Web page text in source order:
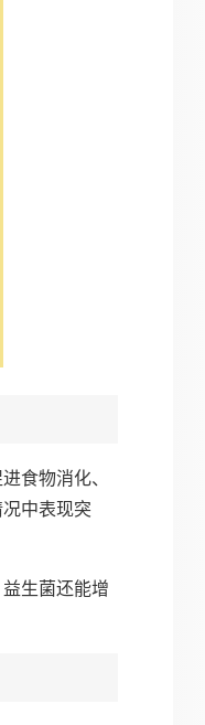
食物消化、
中表现突
生菌还能增